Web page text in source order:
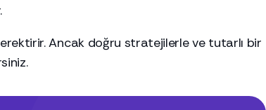
Ancak doğru stratejilerle ve tutarlı bir